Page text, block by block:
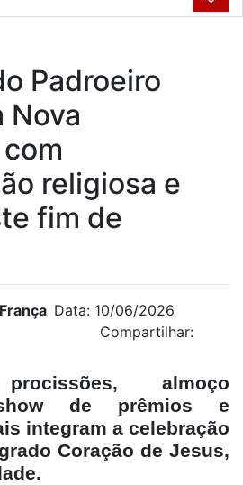
Padroeiro
Nova
religiosa e
fim de
Data: 10/06/2026
Compartilhar:
almoço
de prêmios e
integram a celebração
Coração de Jesus,